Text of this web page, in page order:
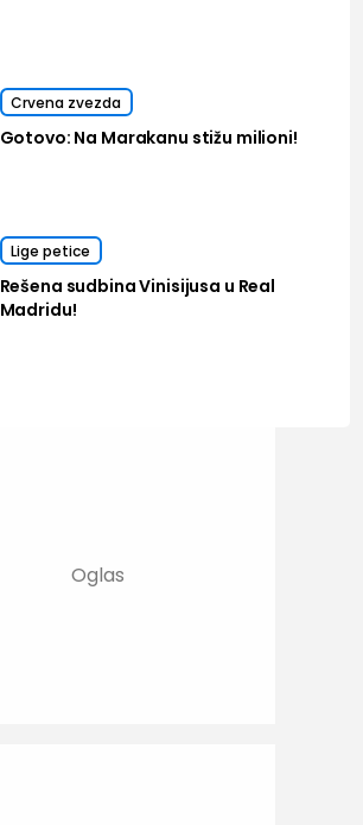
Crvena zvezda
Gotovo: Na Marakanu stižu milioni!
Lige petice
Rešena sudbina Vinisijusa u Real
Madridu!